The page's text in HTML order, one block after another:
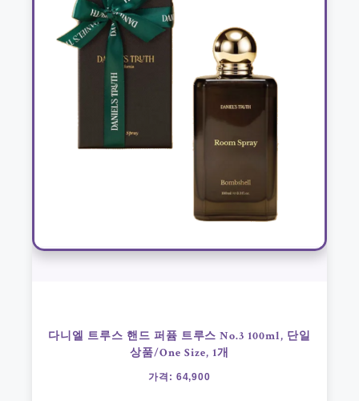
다니엘 트루스 핸드 퍼퓸 트루스 No.3 100ml, 단일
상품/One Size, 1개
가격: 64,900